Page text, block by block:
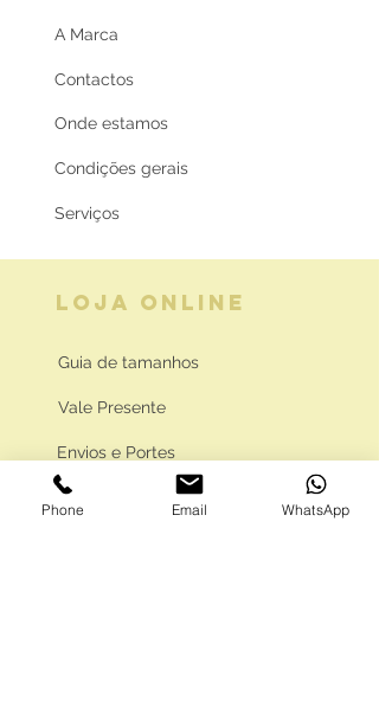
A Marca
Contactos
Onde estamos
Condições gerais
Serviços
LOJA ONLINE
Guia de tamanhos
Vale Presente
Envios e Portes
Marcas legais
Phone Email WhatsApp